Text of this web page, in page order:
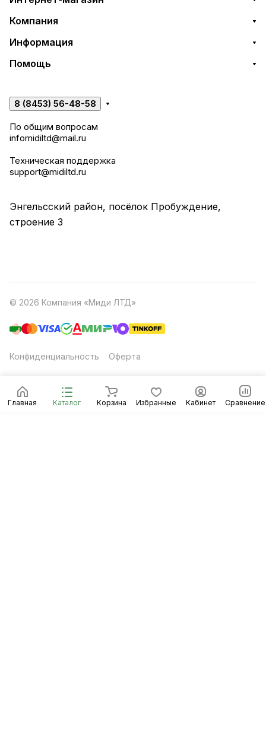
Главная Каталог Корзина Избранные Кабинет Сравнение
Компания
Информация
Помощь
8 (8453) 56-48-58
По общим вопросам
infomidiltd@mail.ru
Техническая поддержка
support@midiltd.ru
Энгельсский район, посёлок Пробуждение,
строение 3
© 2026 Компания «Миди ЛТД»
Конфиденциальность Оферта